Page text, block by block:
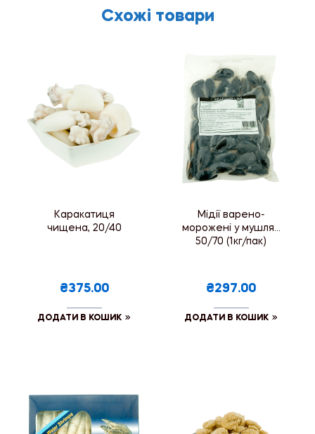
Схожі товари
Каракатиця
чищена, 20/40
₴375.00
ДОДАТИ В КОШИК
Мідії варено-
морожені у мушлях
50/70 (1кг/пак)
₴297.00
ДОДАТИ В КОШИК